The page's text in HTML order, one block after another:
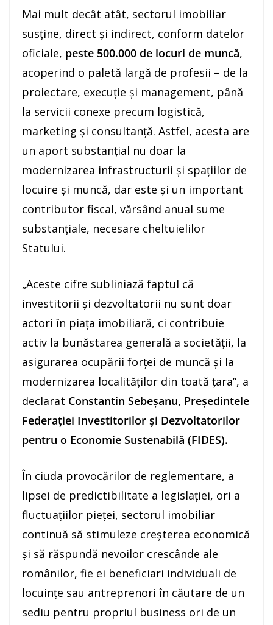
Mai mult decât atât, sectorul imobiliar
susține, direct și indirect, conform datelor
oficiale, peste 500.000 de locuri de muncă,
acoperind o paletă largă de profesii – de la
proiectare, execuție și management, până
la servicii conexe precum logistică,
marketing și consultanță. Astfel, acesta are
un aport substanțial nu doar la
modernizarea infrastructurii și spațiilor de
locuire și muncă, dar este și un important
contributor fiscal, vărsând anual sume
substanțiale, necesare cheltuielilor
Statului.
„Aceste cifre subliniază faptul că
investitorii și dezvoltatorii nu sunt doar
actori în piața imobiliară, ci contribuie
activ la bunăstarea generală a societății, la
asigurarea ocupării forței de muncă și la
modernizarea localităților din toată țara”, a
declarat Constantin Sebeșanu, Președintele
Federației Investitorilor și Dezvoltatorilor
pentru o Economie Sustenabilă (FIDES).
În ciuda provocărilor de reglementare, a
lipsei de predictibilitate a legislației, ori a
fluctuațiilor pieței, sectorul imobiliar
continuă să stimuleze creșterea economică
și să răspundă nevoilor crescânde ale
românilor, fie ei beneficiari individuali de
locuințe sau antreprenori în căutare de un
sediu pentru propriul business ori de un